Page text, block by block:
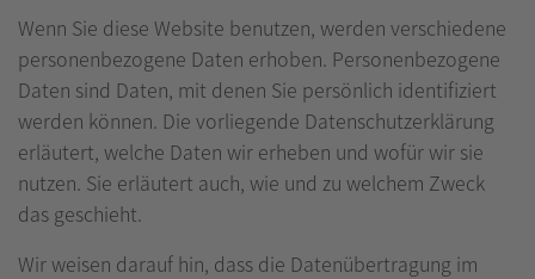
Wenn Sie diese Website benutzen, werden verschiedene
personenbezogene Daten erhoben. Personenbezogene
Daten sind Daten, mit denen Sie persönlich identifiziert
werden können. Die vorliegende Datenschutzerklärung
erläutert, welche Daten wir erheben und wofür wir sie
nutzen. Sie erläutert auch, wie und zu welchem Zweck
das geschieht.
Wir weisen darauf hin, dass die Datenübertragung im